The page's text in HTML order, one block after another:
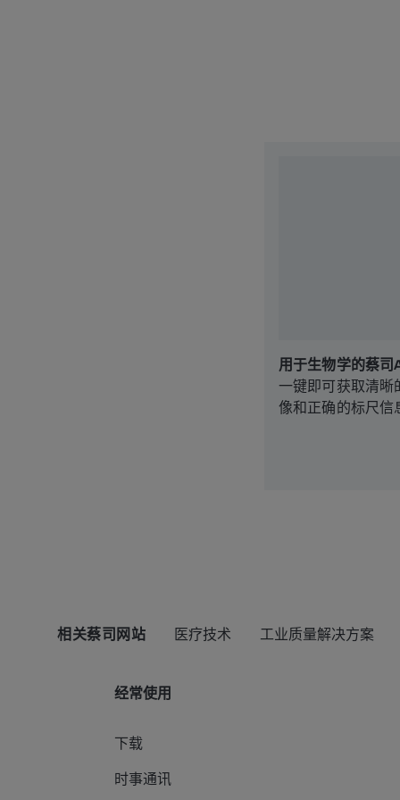
用于生物学的蔡司
一键即可获取清晰
像和正确的标尺信
相关蔡司网站 医疗技术 工业质量解决方案
经常使用
下载
时事通讯